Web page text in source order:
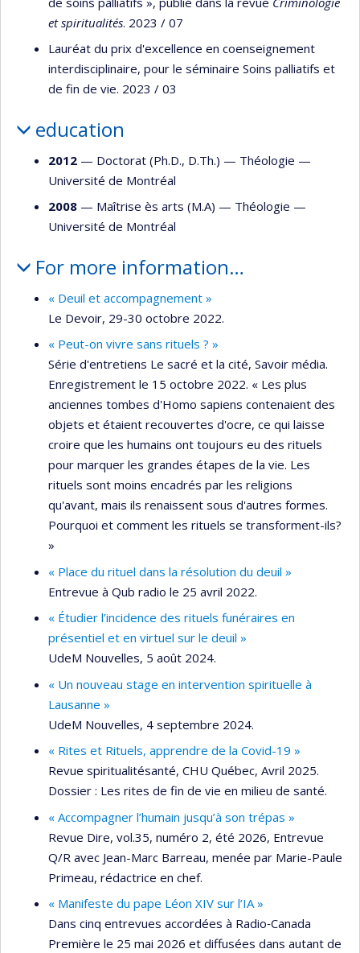
et spiritualités. 2023 / 07
Lauréat du prix d'excellence en coenseignement
interdisciplinaire, pour le séminaire Soins palliatifs et
de fin de vie. 2023 / 03
education
2012 — Doctorat (Ph.D., D.Th.) — Théologie —
Université de Montréal
2008 — Maîtrise ès arts (M.A) — Théologie —
Université de Montréal
For more information…
« Deuil et accompagnement »
Le Devoir, 29-30 octobre 2022.
« Peut-on vivre sans rituels ? »
Série d'entretiens Le sacré et la cité, Savoir média.
Enregistrement le 15 octobre 2022. « Les plus
anciennes tombes d'Homo sapiens contenaient des
objets et étaient recouvertes d'ocre, ce qui laisse
croire que les humains ont toujours eu des rituels
pour marquer les grandes étapes de la vie. Les
rituels sont moins encadrés par les religions
qu'avant, mais ils renaissent sous d'autres formes.
Pourquoi et comment les rituels se transforment-ils?
»
« Place du rituel dans la résolution du deuil »
Entrevue à Qub radio le 25 avril 2022.
« Étudier l’incidence des rituels funéraires en
présentiel et en virtuel sur le deuil »
UdeM Nouvelles, 5 août 2024.
« Un nouveau stage en intervention spirituelle à
Lausanne »
UdeM Nouvelles, 4 septembre 2024.
« Rites et Rituels, apprendre de la Covid-19 »
Revue spiritualitésanté, CHU Québec, Avril 2025.
Dossier : Les rites de fin de vie en milieu de santé.
« Accompagner l’humain jusqu’à son trépas »
Revue Dire, vol.35, numéro 2, été 2026, Entrevue
Q/R avec Jean-Marc Barreau, menée par Marie-Paule
Primeau, rédactrice en chef.
« Manifeste du pape Léon XIV sur l’IA »
Dans cinq entrevues accordées à Radio‑Canada
Première le 25 mai 2026 et diffusées dans autant de